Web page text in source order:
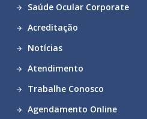
Saúde Ocular Corporate
Acreditação
Notícias
Atendimento
Trabalhe Conosco
Agendamento Online